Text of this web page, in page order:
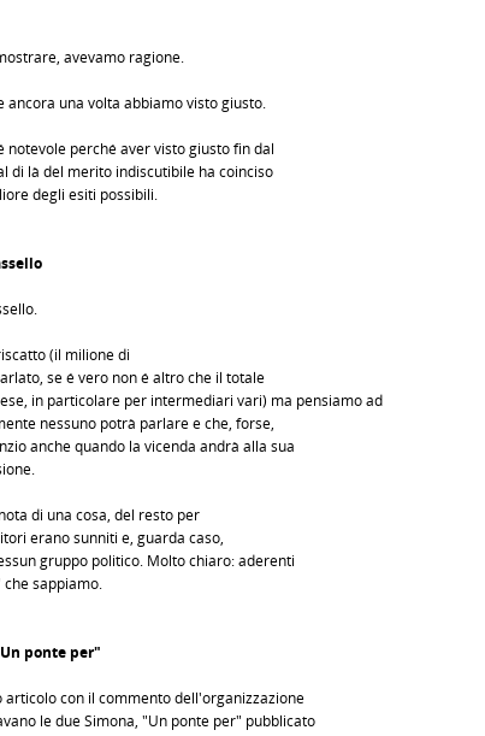
avevamo ragione.
ancora una volta abbiamo visto giusto.
notevole perché aver visto giusto fin dal
di là del merito indiscutibile ha coinciso
degli esiti possibili.
(il milione di
se é vero non é altro che il totale
in particolare per intermediari vari) ma pensiamo ad
nessuno potrà parlare e che, forse,
anche quando la vicenda andrà alla sua
di una cosa, del resto per
erano sunniti e, guarda caso,
gruppo politico. Molto chiaro: aderenti
sappiamo.
ponte per"
articolo con il commento dell'organizzazione
le due Simona, "Un ponte per" pubblicato